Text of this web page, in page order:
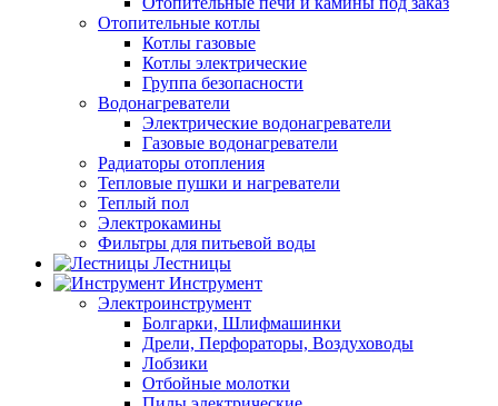
Отопительные котлы
Котлы газовые
Котлы электрические
Группа безопасности
Водонагреватели
Электрические водонагреватели
Газовые водонагреватели
Радиаторы отопления
Тепловые пушки и нагреватели
Теплый пол
Электрокамины
Фильтры для питьевой воды
Лестницы
Инструмент
Электроинструмент
Болгарки, Шлифмашинки
Дрели, Перфораторы, Воздуховоды
Лобзики
Отбойные молотки